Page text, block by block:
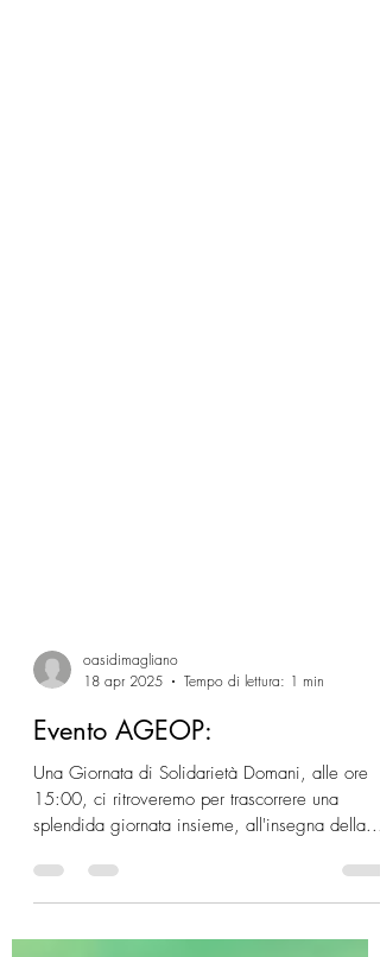
oasidimagliano
18 apr 2025
Tempo di lettura: 1 min
Evento AGEOP:
Una Giornata di Solidarietà Domani, alle ore
15:00, ci ritroveremo per trascorrere una